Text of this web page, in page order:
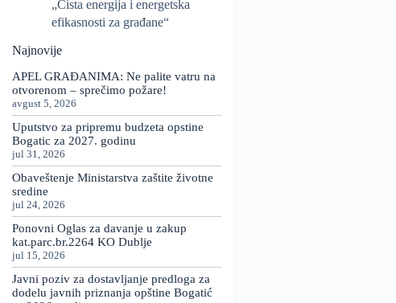
„Čista energija i energetska
efikasnosti za građane“
Najnovije
APEL GRAĐANIMA: Ne palite vatru na
otvorenom – sprečimo požare!
avgust 5, 2026
Uputstvo za pripremu budzeta opstine
Bogatic za 2027. godinu
jul 31, 2026
Obaveštenje Ministarstva zaštite životne
sredine
jul 24, 2026
Ponovni Oglas za davanje u zakup
kat.parc.br.2264 KO Dublje
jul 15, 2026
Javni poziv za dostavljanje predloga za
dodelu javnih priznanja opštine Bogatić